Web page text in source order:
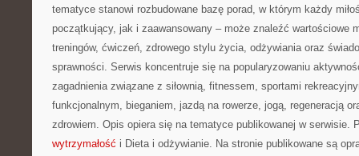
tematyce stanowi rozbudowane bazę porad, w którym każdy
początkujący, jak i zaawansowany – może znaleźć wartościowe
treningów, ćwiczeń, zdrowego stylu życia, odżywiania oraz
sprawności. Serwis koncentruje się na popularyzowaniu
zagadnienia związane z siłownią, fitnessem, sportami
funkcjonalnym, bieganiem, jazdą na rowerze, jogą, regeneracją
zdrowiem. Opis opiera się na tematyce publikowanej w serwisie.
wytrzymałość i Dieta i odżywianie. Na stronie publikowane są